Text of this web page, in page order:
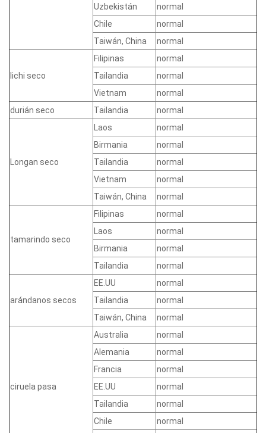
Uzbekistán
normal
Chile
normal
Taiwán, China
normal
lichi seco
Filipinas
normal
Tailandia
normal
Vietnam
normal
durián seco
Tailandia normal
Longan seco
Laos
normal
Birmania
normal
Tailandia
normal
Vietnam
normal
Taiwán, China
normal
tamarindo seco
Filipinas
normal
Laos
normal
Birmania
normal
Tailandia
normal
arándanos secos
EE.UU
normal
Tailandia
normal
Taiwán, China
normal
ciruela pasa
Australia
normal
Alemania
normal
Francia
normal
EE.UU
normal
Tailandia
normal
Chile
normal